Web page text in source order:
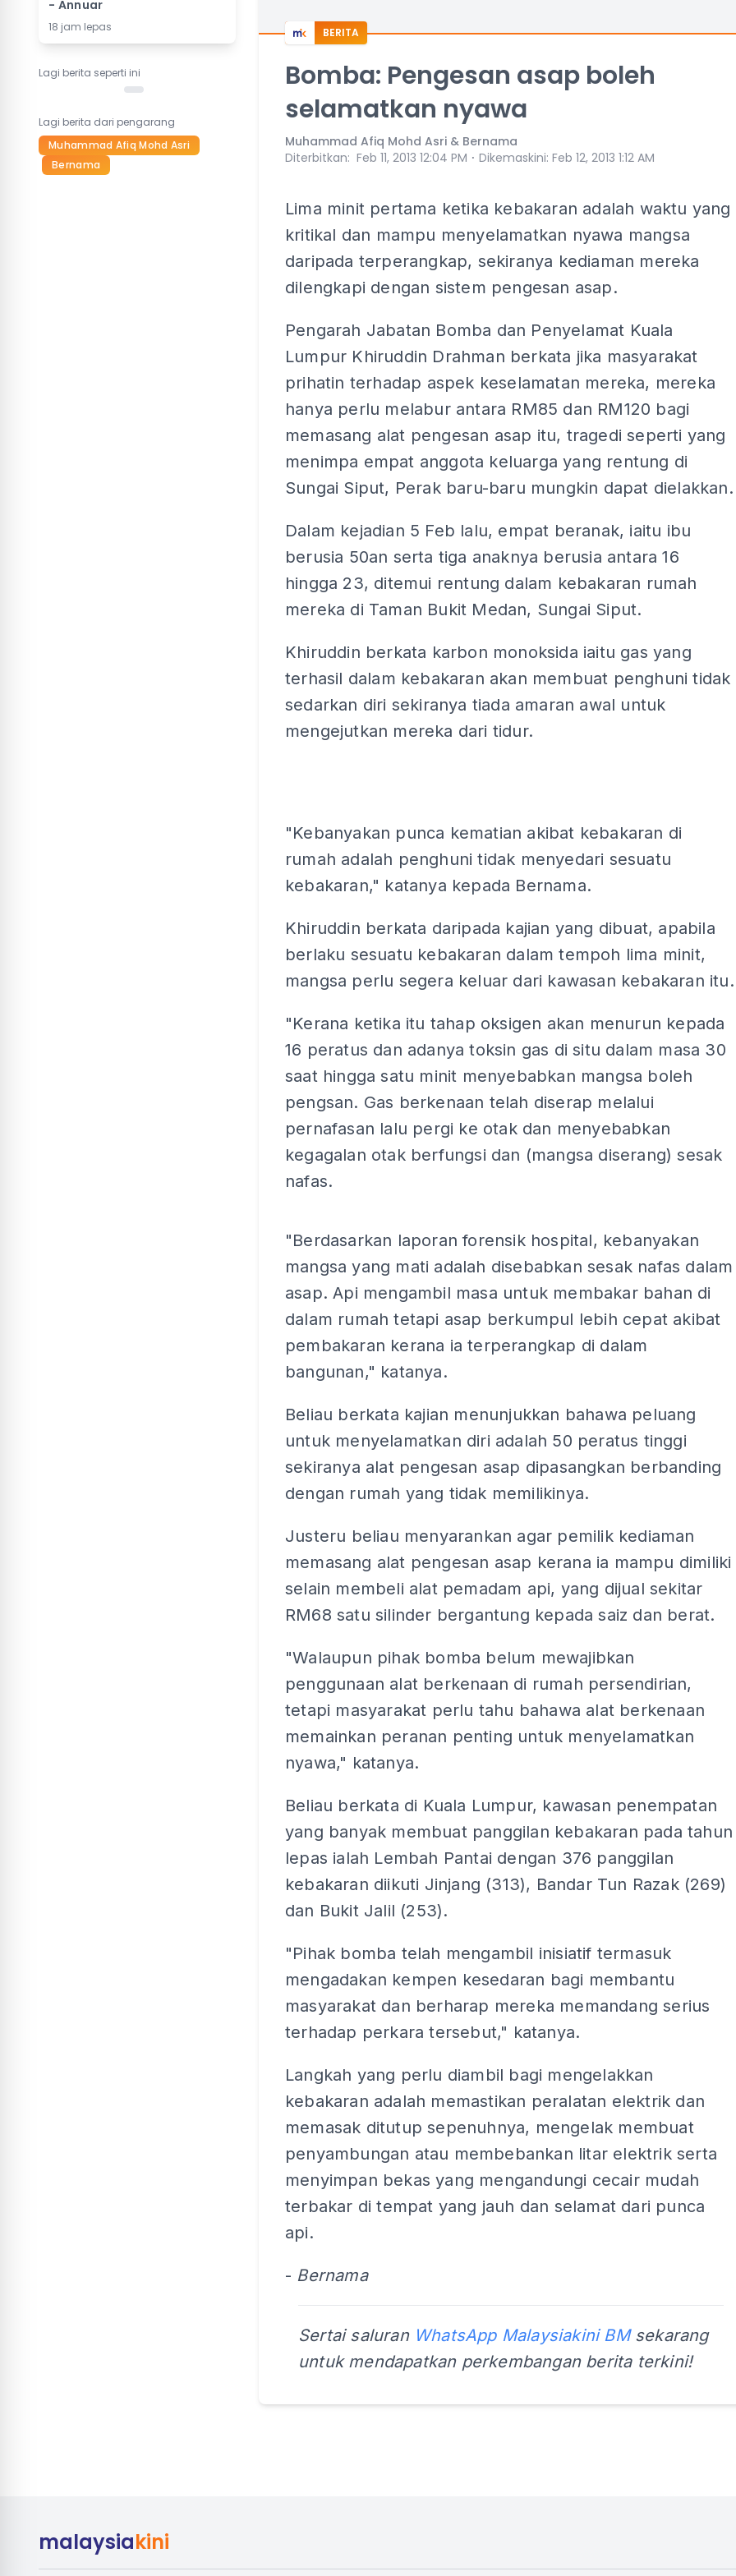
- Annuar
18 jam lepas
Lagi berita seperti ini
Lagi berita dari pengarang
Muhammad Afiq Mohd Asri
Bernama
BERITA
Bomba: Pengesan asap boleh
selamatkan nyawa
Muhammad Afiq Mohd Asri & Bernama
Diterbitkan: Feb 11, 2013 12:04 PM ⋅ Dikemaskini: Feb 12, 2013 1:12 AM
Lima minit pertama ketika kebakaran adalah waktu yang
kritikal dan mampu menyelamatkan nyawa mangsa
daripada terperangkap, sekiranya kediaman mereka
dilengkapi dengan sistem pengesan asap.
Pengarah Jabatan Bomba dan Penyelamat Kuala
Lumpur Khiruddin Drahman berkata jika masyarakat
prihatin terhadap aspek keselamatan mereka, mereka
hanya perlu melabur antara RM85 dan RM120 bagi
memasang alat pengesan asap itu, tragedi seperti yang
menimpa empat anggota keluarga yang rentung di
Sungai Siput, Perak baru-baru mungkin dapat dielakkan.
Dalam kejadian 5 Feb lalu, empat beranak, iaitu ibu
berusia 50an serta tiga anaknya berusia antara 16
hingga 23, ditemui rentung dalam kebakaran rumah
mereka di Taman Bukit Medan, Sungai Siput.
Khiruddin berkata karbon monoksida iaitu gas yang
terhasil dalam kebakaran akan membuat penghuni tidak
sedarkan diri sekiranya tiada amaran awal untuk
mengejutkan mereka dari tidur.
"Kebanyakan punca kematian akibat kebakaran di
rumah adalah penghuni tidak menyedari sesuatu
kebakaran," katanya kepada Bernama.
Khiruddin berkata daripada kajian yang dibuat, apabila
berlaku sesuatu kebakaran dalam tempoh lima minit,
mangsa perlu segera keluar dari kawasan kebakaran itu.
"Kerana ketika itu tahap oksigen akan menurun kepada
16 peratus dan adanya toksin gas di situ dalam masa 30
saat hingga satu minit menyebabkan mangsa boleh
pengsan. Gas berkenaan telah diserap melalui
pernafasan lalu pergi ke otak dan menyebabkan
kegagalan otak berfungsi dan (mangsa diserang) sesak
nafas.
"Berdasarkan laporan forensik hospital, kebanyakan
mangsa yang mati adalah disebabkan sesak nafas dalam
asap. Api mengambil masa untuk membakar bahan di
dalam rumah tetapi asap berkumpul lebih cepat akibat
pembakaran kerana ia terperangkap di dalam
bangunan," katanya.
Beliau berkata kajian menunjukkan bahawa peluang
untuk menyelamatkan diri adalah 50 peratus tinggi
sekiranya alat pengesan asap dipasangkan berbanding
dengan rumah yang tidak memilikinya.
Justeru beliau menyarankan agar pemilik kediaman
memasang alat pengesan asap kerana ia mampu dimiliki
selain membeli alat pemadam api, yang dijual sekitar
RM68 satu silinder bergantung kepada saiz dan berat.
"Walaupun pihak bomba belum mewajibkan
penggunaan alat berkenaan di rumah persendirian,
tetapi masyarakat perlu tahu bahawa alat berkenaan
memainkan peranan penting untuk menyelamatkan
nyawa," katanya.
Beliau berkata di Kuala Lumpur, kawasan penempatan
yang banyak membuat panggilan kebakaran pada tahun
lepas ialah Lembah Pantai dengan 376 panggilan
kebakaran diikuti Jinjang (313), Bandar Tun Razak (269)
dan Bukit Jalil (253).
"Pihak bomba telah mengambil inisiatif termasuk
mengadakan kempen kesedaran bagi membantu
masyarakat dan berharap mereka memandang serius
terhadap perkara tersebut," katanya.
Langkah yang perlu diambil bagi mengelakkan
kebakaran adalah memastikan peralatan elektrik dan
memasak ditutup sepenuhnya, mengelak membuat
penyambungan atau membebankan litar elektrik serta
menyimpan bekas yang mengandungi cecair mudah
terbakar di tempat yang jauh dan selamat dari punca
api.
- Bernama
Sertai saluran WhatsApp Malaysiakini BMsekarang
untuk mendapatkan perkembangan berita terkini!
malaysiakini